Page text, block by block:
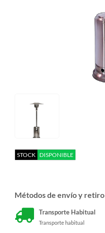
STOCK DISPONIBLE
Métodos de envío y retiro
Transporte Habitual
Transporte habitual